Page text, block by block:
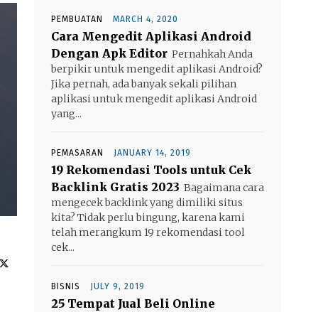
PEMBUATAN MARCH 4, 2020
Cara Mengedit Aplikasi Android
Dengan Apk Editor Pernahkah Anda
berpikir untuk mengedit aplikasi Android?
Jika pernah, ada banyak sekali pilihan
aplikasi untuk mengedit aplikasi Android
yang...
PEMASARAN JANUARY 14, 2019
19 Rekomendasi Tools untuk Cek
Backlink Gratis 2023 Bagaimana cara
mengecek backlink yang dimiliki situs
kita? Tidak perlu bingung, karena kami
telah merangkum 19 rekomendasi tool
cek...
BISNIS JULY 9, 2019
25 Tempat Jual Beli Online